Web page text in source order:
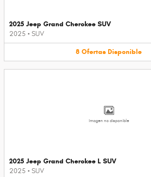
2025 Jeep Grand Cherokee SUV
2025 • SUV
8 Ofertas Disponible
Imagen no disponible
2025 Jeep Grand Cherokee L SUV
2025 • SUV